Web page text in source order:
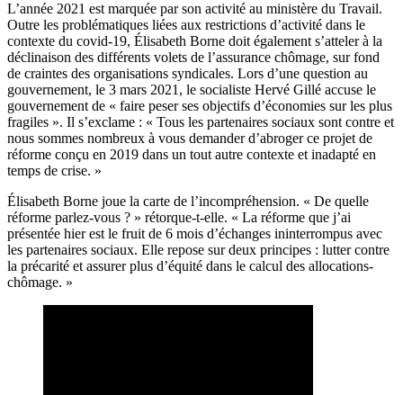
L’année 2021 est marquée par son activité au ministère du Travail.
Outre les problématiques liées aux restrictions d’activité dans le
contexte du covid-19, Élisabeth Borne doit également s’atteler à la
déclinaison des différents volets de l’assurance chômage, sur fond
de craintes des organisations syndicales. Lors d’une question au
gouvernement, le 3 mars 2021, le socialiste Hervé Gillé accuse le
gouvernement de « faire peser ses objectifs d’économies sur les plus
fragiles ». Il s’exclame : « Tous les partenaires sociaux sont contre et
nous sommes nombreux à vous demander d’abroger ce projet de
réforme conçu en 2019 dans un tout autre contexte et inadapté en
temps de crise. »
Élisabeth Borne joue la carte de l’incompréhension. « De quelle
réforme parlez-vous ? » rétorque-t-elle. « La réforme que j’ai
présentée hier est le fruit de 6 mois d’échanges ininterrompus avec
les partenaires sociaux. Elle repose sur deux principes : lutter contre
la précarité et assurer plus d’équité dans le calcul des allocations-
chômage. »